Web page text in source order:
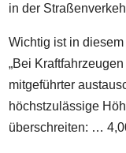
in der
Wichtig ist in
„Bei
mitgeführter
höchstzulässige
überschreiten: …